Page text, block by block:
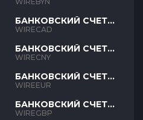
БАНКОВСКИЙ СЧЕТ
CAD
WIRECAD
БАНКОВСКИЙ СЧЕТ
CNY
WIRECNY
БАНКОВСКИЙ СЧЕТ
EUR
WIREEUR
БАНКОВСКИЙ СЧЕТ
GBP
WIREGBP